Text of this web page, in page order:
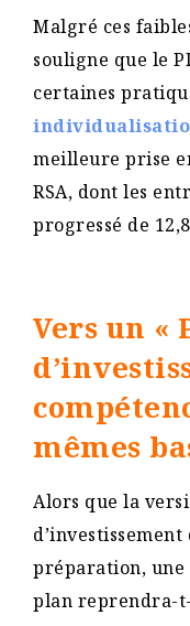
Malgré ces
souligne que le
certaines
meilleure prise
RSA, dont les
progressé de
Vers un «
mêmes
Alors que la
préparation, une
plan reprendra-